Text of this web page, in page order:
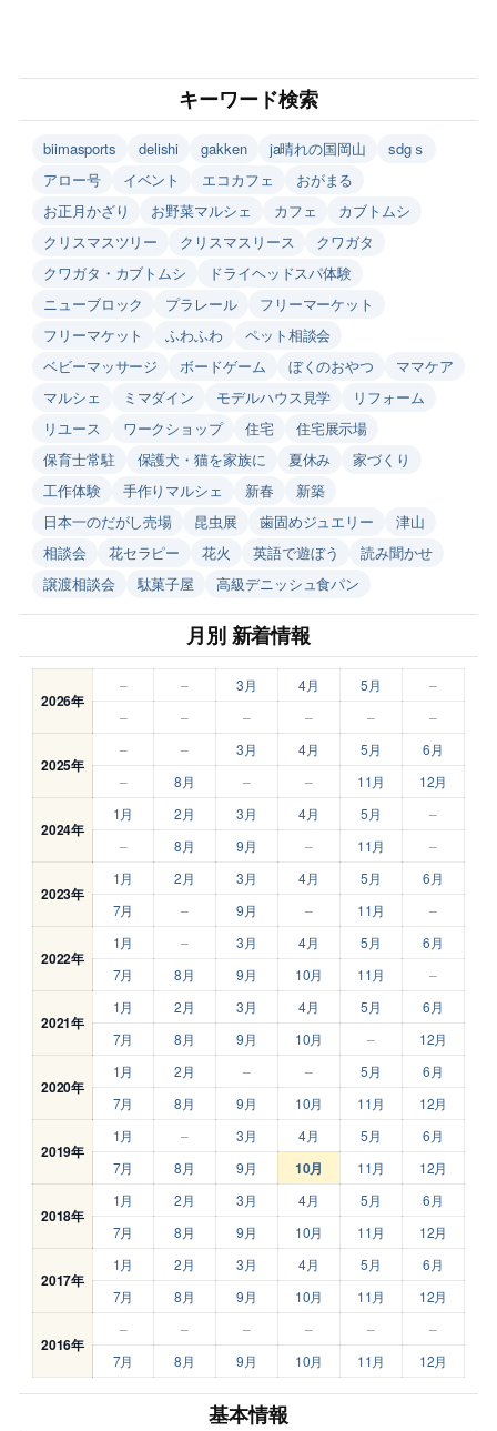
キーワード検索
biimasports delishi gakken ja晴れの国岡山
sdgｓ
アロー号
イベント エコカフェ
おがまる
お正月かざり
お野菜マルシェ カフェ
カブトムシ
クリスマスツリー
クリスマスリース
クワガタ
クワガタ・カブトムシ
ドライヘッドスパ体験
ニューブロック
プラレール
フリーマーケット
フリーマケット
ふわふわ
ペット相談会
ベビーマッサージ
ボードゲーム ぼくのおやつ
ママケア
マルシェ
ミマダイン モデルハウス見学
リフォーム
リユース
ワークショップ 住宅
住宅展示場
保育士常駐
保護犬・猫を家族に 夏休み
家づくり
工作体験
手作りマルシェ 新春
新築
日本一のだがし売場
昆虫展 歯固めジュエリー
津山
相談会
花セラピー 花火 英語で遊ぼう
読み聞かせ
譲渡相談会
駄菓子屋 高級デニッシュ食パン
月別 新着情報
2026年
– – 3月 4月 5月
–
–
– – – – –
2025年
– – 3月 4月 5月
6月
–
8月 – – 11月 12月
2024年
1月 2月 3月 4月 5月
–
–
8月 9月 – 11月 –
2023年
1月 2月 3月 4月 5月
6月
7月
– 9月 – 11月 –
2022年
1月 – 3月 4月 5月
6月
7月
8月 9月 10月 11月 –
2021年
1月 2月 3月 4月 5月
6月
7月
8月 9月 10月 – 12月
2020年
1月 2月 – – 5月
6月
7月
8月 9月 10月 11月 12月
2019年
1月 – 3月 4月 5月
6月
7月
8月 9月 10月 11月 12月
2018年
1月 2月 3月 4月 5月
6月
7月
8月 9月 10月 11月 12月
2017年
1月 2月 3月 4月 5月
6月
7月
8月 9月 10月 11月 12月
2016年
– – – – –
–
7月
8月 9月 10月 11月 12月
基本情報